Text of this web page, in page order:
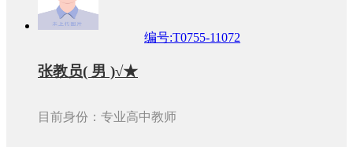
编号:T0755-11072
张教员( 男 )√★
目前身份：专业高中教师